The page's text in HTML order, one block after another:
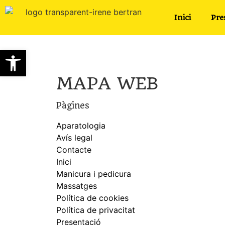
Inici
MAPA WEB
Pàgines
Aparatologia
Avís legal
Contacte
Inici
Manicura i pedicura
Massatges
Política de cookies
Política de privacitat
Presentació
Obre la barra d'eines